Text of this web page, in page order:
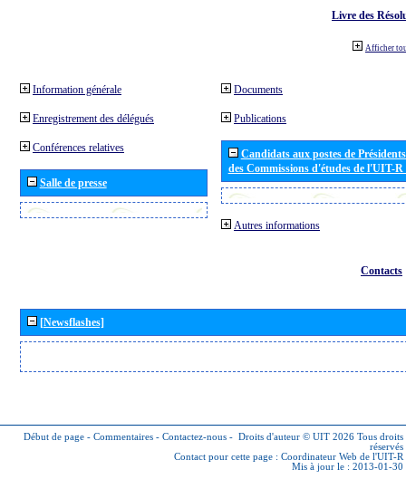
Livre des
Afficher
Information générale
Enregistrement des délégués
Conférences relatives
Salle de presse
Documents
Publications
Candidats aux postes de
des Commissions d'études de l'UIT-
Autres informations
Contacts
[Newsflashes]
Début de page - Commentaires - Contactez-nous - Droits d'auteur © UIT 2026 Tous droits
réservés
Contact pour cette page : Coordinateur Web de l'UIT-R
Mis à jour le : 2013-01-30